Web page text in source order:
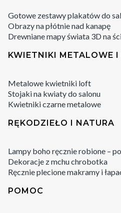
Gotowe zestawy plakatów do
Obrazy na płótnie nad kanapę
Drewniane mapy świata 3D na
KWIETNIKI METALOWE I
Metalowe kwietniki loft
Stojaki na kwiaty do salonu
Kwietniki czarne metalowe
RĘKODZIEŁO I NATURA
Lampy boho ręcznie robione –
Dekoracje z mchu chrobotka
Ręcznie plecione makramy i
POMOC